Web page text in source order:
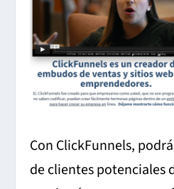
Con ClickFunnels,
de clientes potenciales